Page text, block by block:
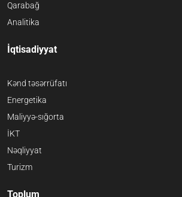
Qarabağ
Analitika
İqtisadiyyat
Kənd təsərrüfatı
Energetika
Maliyyə-sığorta
İKT
Nəqliyyat
Turizm
Toplum